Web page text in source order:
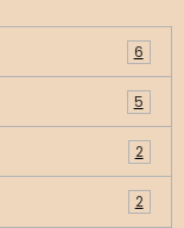
6
5
2
2